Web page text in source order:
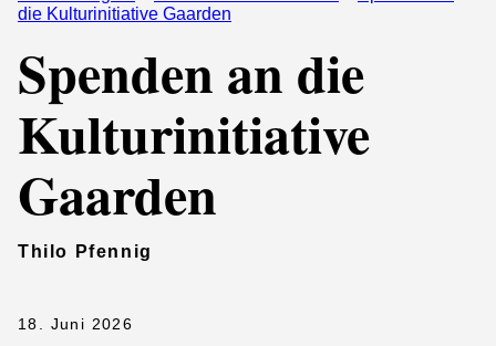
die Kulturinitiative Gaarden
Spenden an die
Kulturinitiative
Gaarden
Thilo Pfennig
18. Juni 2026